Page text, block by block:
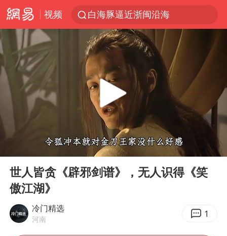
视频
白海豚逼近浙闽沿海
拜登前列腺癌恶化
武契奇会见泽连斯基有何意图
2026“未录满”本科专业排行榜出炉
浙江海域将现5到8米巨浪到狂浪
“伊斯兰版北约”出现
Play
世人皆贪《辟邪剑谱》，无人识得《笑
傲江湖》
冷门精选
河南 1